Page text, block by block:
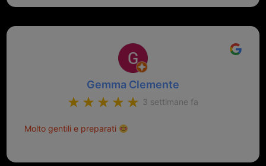
Gemma Clemente
3 settimane fa
Molto gentili e preparati